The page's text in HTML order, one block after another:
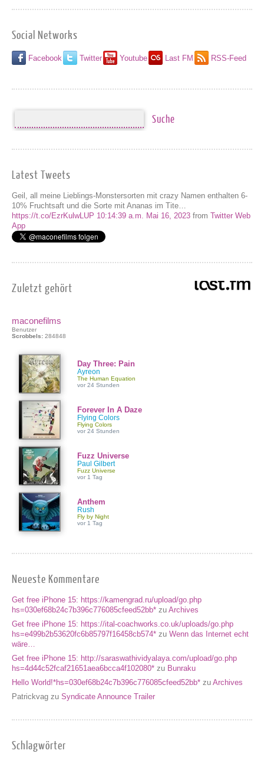
Social Networks
Facebook Twitter Youtube Last FM RSS-Feed
Latest Tweets
Geil, all meine Lieblings-Monstersorten mit crazy Namen enthalten 6-
10% Fruchtsaft und die Sorte mit Ananas im Tite…
https://t.co/EzrKulwLUP 10:14:39 a.m. Mai 16, 2023 from Twitter Web
App
Zuletzt gehört
maconefilms
Benutzer
Scrobbels: 284848
Day Three: Pain
Ayreon
The Human Equation
vor 24 Stunden
Forever In A Daze
Flying Colors
Flying Colors
vor 24 Stunden
Fuzz Universe
Paul Gilbert
Fuzz Universe
vor 1 Tag
Anthem
Rush
Fly by Night
vor 1 Tag
Neueste Kommentare
Get free iPhone 15: https://kamengrad.ru/upload/go.php
hs=030ef68b24c7b396c776085cfeed52bb* zu Archives
Get free iPhone 15: https://ital-coachworks.co.uk/uploads/go.php
hs=e499b2b53620fc6b85797f16458cb574* zu Wenn das Internet echt
wäre…
Get free iPhone 15: http://saraswathividyalaya.com/upload/go.php
hs=4d44c52fcaf21651aea6bcca4f102080* zu Bunraku
Hello World!*hs=030ef68b24c7b396c776085cfeed52bb* zu Archives
Patrickvag zu Syndicate Announce Trailer
Schlagwörter